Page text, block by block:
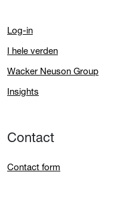
Log-in
I hele verden
Wacker Neuson Group
Insights
Contact
Contact form